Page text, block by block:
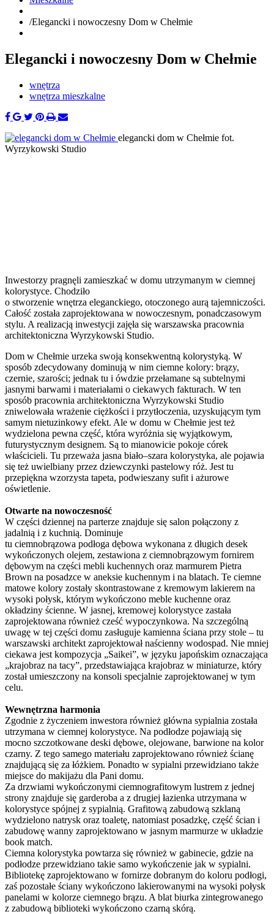
/Elegancki i nowoczesny Dom w Chełmie
Elegancki i nowoczesny Dom w Chełmie
wnętrza
wnętrza mieszkalne
elegancki dom w Chełmie fot.
Wyrzykowski Studio
Inwestorzy pragnęli zamieszkać w domu utrzymanym w ciemnej
kolorystyce. Chodziło
o stworzenie wnętrza eleganckiego, otoczonego aurą tajemniczości.
Całość została zaprojektowana w nowoczesnym, ponadczasowym
stylu. A realizacją inwestycji zajęła się warszawska pracownia
architektoniczna Wyrzykowski Studio.
Dom w Chełmie urzeka swoją konsekwentną kolorystyką. W
sposób zdecydowany dominują w nim ciemne kolory: brązy,
czernie, szarości; jednak tu i ówdzie przełamane są subtelnymi
jasnymi barwami i materiałami o ciekawych fakturach. W ten
sposób pracownia architektoniczna Wyrzykowski Studio
zniwelowała wrażenie ciężkości i przytłoczenia, uzyskującym tym
samym nietuzinkowy efekt. Ale w domu w Chełmie jest też
wydzielona pewna część, która wyróżnia się wyjątkowym,
futurystycznym designem. Są to mianowicie pokoje córek
właścicieli. Tu przeważa jasna biało–szara kolorystyka, ale pojawia
się też uwielbiany przez dziewczynki pastelowy róż. Jest tu
przepiękna wzorzysta tapeta, podwieszany sufit i ażurowe
oświetlenie.
Otwarte na nowoczesność
W części dziennej na parterze znajduje się salon połączony z
jadalnią i z kuchnią. Dominuje
tu ciemnobrązowa podłoga dębowa wykonana z długich desek
wykończonych olejem, zestawiona z ciemnobrązowym fornirem
dębowym na części mebli kuchennych oraz marmurem Pietra
Brown na posadzce w aneksie kuchennym i na blatach. Te ciemne
matowe kolory zostały skontrastowane z kremowym lakierem na
wysoki połysk, którym wykończono meble kuchenne oraz
okładziny ścienne. W jasnej, kremowej kolorystyce zastała
zaprojektowana również cześć wypoczynkowa. Na szczególną
uwagę w tej części domu zasługuje kamienna ściana przy stole – tu
warszawski architekt zaprojektował naścienny wodospad. Nie mniej
ciekawa jest kompozycja „Saikei”, w języku japońskim oznaczająca
„krajobraz na tacy”, przedstawiająca krajobraz w miniaturze, który
został umieszczony na konsoli specjalnie zaprojektowanej w tym
celu.
Wewnętrzna harmonia
Zgodnie z życzeniem inwestora również główna sypialnia została
utrzymana w ciemnej kolorystyce. Na podłodze pojawiają się
mocno szczotkowane deski dębowe, olejowane, barwione na kolor
czarny. Z tego samego materiału zaprojektowano również ścianę
znajdującą się za łóżkiem. Ponadto w sypialni przewidziano także
miejsce do makijażu dla Pani domu.
Za drzwiami wykończonymi ciemnografitowym lustrem z jednej
strony znajduje się garderoba a z drugiej łazienka utrzymana w
kolorystyce spójnej z sypialnią. Grafitową zabudową szklaną
wydzielono natrysk oraz toaletę, natomiast posadzkę, część ścian i
zabudowę wanny zaprojektowano w jasnym marmurze w układzie
book match.
Ciemna kolorystyka powtarza się również w gabinecie, gdzie na
podłodze przewidziano takie samo wykończenie jak w sypialni.
Bibliotekę zaprojektowano w fornirze dobranym do koloru podłogi,
zaś pozostałe ściany wykończono lakierowanymi na wysoki połysk
panelami w kolorze ciemnego brązu. A blat biurka zintegrowanego
z zabudową biblioteki wykończono czarną skórą.